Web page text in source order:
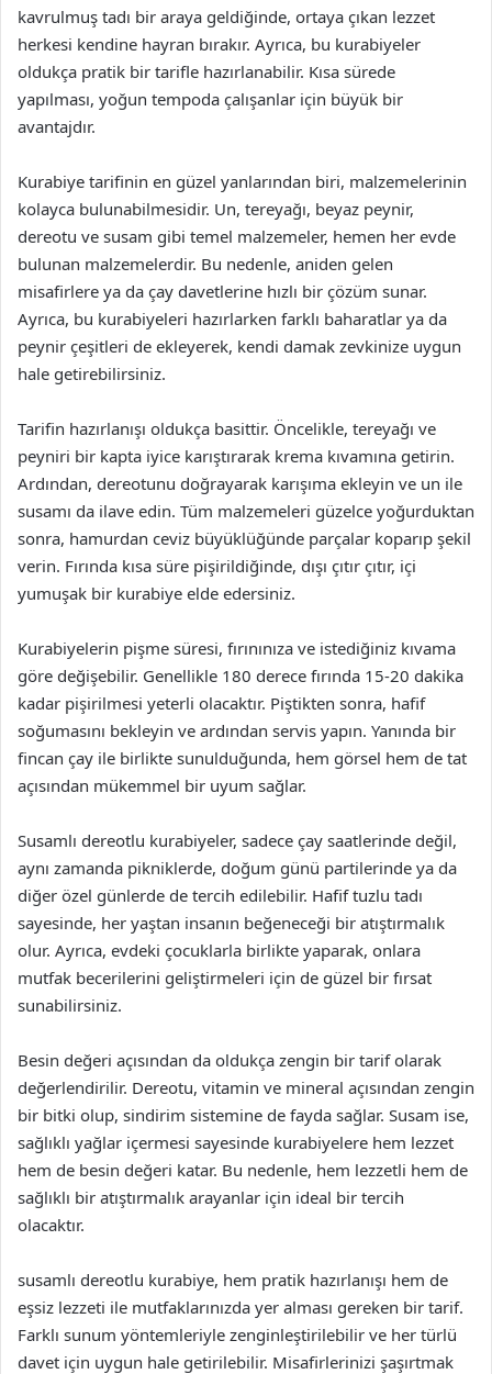
kavrulmuş tadı bir araya geldiğinde, ortaya çıkan lezzet
herkesi kendine hayran bırakır. Ayrıca, bu kurabiyeler
oldukça pratik bir tarifle hazırlanabilir. Kısa sürede
yapılması, yoğun tempoda çalışanlar için büyük bir
avantajdır.
Kurabiye tarifinin en güzel yanlarından biri, malzemelerinin
kolayca bulunabilmesidir. Un, tereyağı, beyaz peynir,
dereotu ve susam gibi temel malzemeler, hemen her evde
bulunan malzemelerdir. Bu nedenle, aniden gelen
misafirlere ya da çay davetlerine hızlı bir çözüm sunar.
Ayrıca, bu kurabiyeleri hazırlarken farklı baharatlar ya da
peynir çeşitleri de ekleyerek, kendi damak zevkinize uygun
hale getirebilirsiniz.
Tarifin hazırlanışı oldukça basittir. Öncelikle, tereyağı ve
peyniri bir kapta iyice karıştırarak krema kıvamına getirin.
Ardından, dereotunu doğrayarak karışıma ekleyin ve un ile
susamı da ilave edin. Tüm malzemeleri güzelce yoğurduktan
sonra, hamurdan ceviz büyüklüğünde parçalar koparıp şekil
verin. Fırında kısa süre pişirildiğinde, dışı çıtır çıtır, içi
yumuşak bir kurabiye elde edersiniz.
Kurabiyelerin pişme süresi, fırınınıza ve istediğiniz kıvama
göre değişebilir. Genellikle 180 derece fırında 15-20 dakika
kadar pişirilmesi yeterli olacaktır. Piştikten sonra, hafif
soğumasını bekleyin ve ardından servis yapın. Yanında bir
fincan çay ile birlikte sunulduğunda, hem görsel hem de tat
açısından mükemmel bir uyum sağlar.
Susamlı dereotlu kurabiyeler, sadece çay saatlerinde değil,
aynı zamanda pikniklerde, doğum günü partilerinde ya da
diğer özel günlerde de tercih edilebilir. Hafif tuzlu tadı
sayesinde, her yaştan insanın beğeneceği bir atıştırmalık
olur. Ayrıca, evdeki çocuklarla birlikte yaparak, onlara
mutfak becerilerini geliştirmeleri için de güzel bir fırsat
sunabilirsiniz.
Besin değeri açısından da oldukça zengin bir tarif olarak
değerlendirilir. Dereotu, vitamin ve mineral açısından zengin
bir bitki olup, sindirim sistemine de fayda sağlar. Susam ise,
sağlıklı yağlar içermesi sayesinde kurabiyelere hem lezzet
hem de besin değeri katar. Bu nedenle, hem lezzetli hem de
sağlıklı bir atıştırmalık arayanlar için ideal bir tercih
olacaktır.
susamlı dereotlu kurabiye, hem pratik hazırlanışı hem de
eşsiz lezzeti ile mutfaklarınızda yer alması gereken bir tarif.
Farklı sunum yöntemleriyle zenginleştirilebilir ve her türlü
davet için uygun hale getirilebilir. Misafirlerinizi şaşırtmak